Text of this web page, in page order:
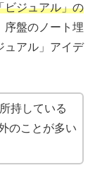
ビジュアル」の
序盤のノート埋
ュアル」アイデ
持している
のことが多い